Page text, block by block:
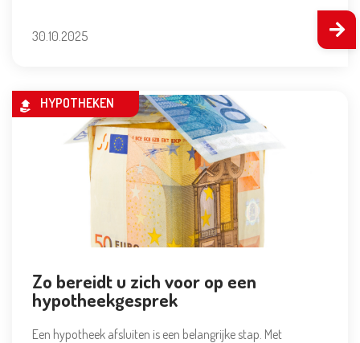
30.10.2025
HYPOTHEKEN
Zo bereidt u zich voor op een
hypotheekgesprek
Een hypotheek afsluiten is een belangrijke stap. Met